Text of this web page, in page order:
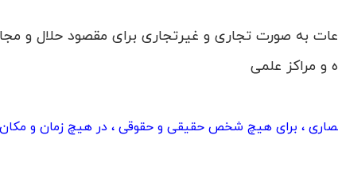
به صورت تجاری و غیرتجاری برای مقصود حلال و
مراکز علمی
، برای هیچ شخص حقیقی و حقوقی ، در هیچ زمان و